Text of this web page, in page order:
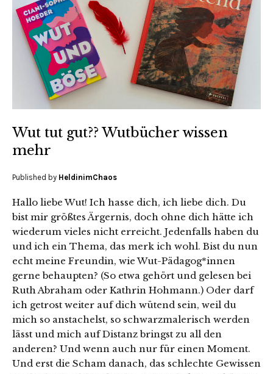
Wut tut gut?? Wutbücher wissen
mehr
Published by HeldinimChaos
Hallo liebe Wut! Ich hasse dich, ich liebe dich. Du
bist mir größtes Ärgernis, doch ohne dich hätte ich
wiederum vieles nicht erreicht. Jedenfalls haben du
und ich ein Thema, das merk ich wohl. Bist du nun
echt meine Freundin, wie Wut-Pädagog*innen
gerne behaupten? (So etwa gehört und gelesen bei
Ruth Abraham oder Kathrin Hohmann.) Oder darf
ich getrost weiter auf dich wütend sein, weil du
mich so anstachelst, so schwarzmalerisch werden
lässt und mich auf Distanz bringst zu all den
anderen? Und wenn auch nur für einen Moment.
Und erst die Scham danach, das schlechte Gewissen